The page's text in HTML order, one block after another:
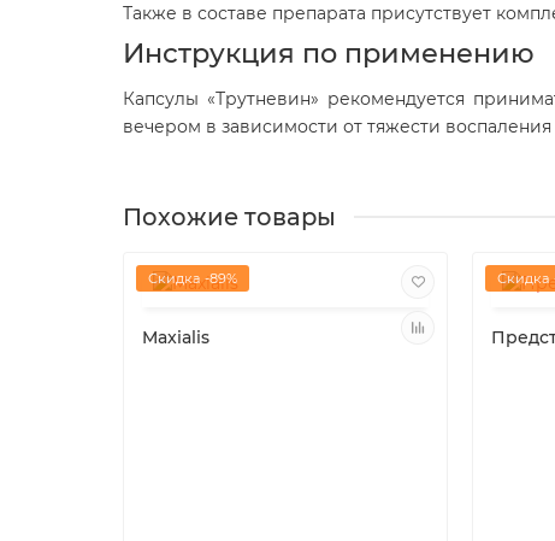
Также в составе препарата присутствует
Инструкция по применению
Капсулы «Трутневин» рекомендуется
вечером в зависимости от тяжести воспаления
Похожие товары
Скидка -89%
Maxialis
Скидка